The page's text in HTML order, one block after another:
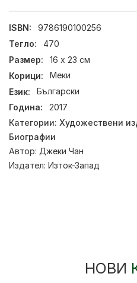
ISBN:
9786190100256
Тегло:
470
Размер:
16 x 23 см
Корици:
Меки
Език:
Български
Година:
2017
Категории: Художествени
Биографии
Автор: Джеки Чан
Издател: Изток-Запад
НОВИ